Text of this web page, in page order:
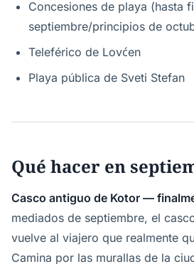
Concesiones de playa (hasta
septiembre/principios de
Teleférico de Lovćen
Playa pública de Sveti Stefan
Qué hacer en
Casco antiguo de Kotor —
mediados de septiembre, el
vuelve al viajero que realmente
Camina por las murallas de la